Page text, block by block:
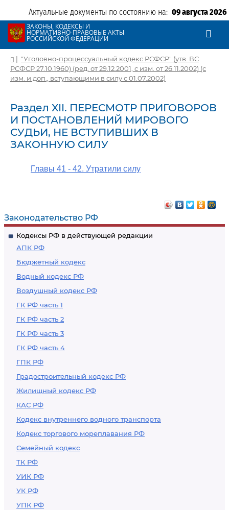
Актуальные документы по состоянию на: 09 августа 2026
ЗАКОНЫ, КОДЕКСЫ И
НОРМАТИВНО-ПРАВОВЫЕ АКТЫ
РОССИЙСКОЙ ФЕДЕРАЦИИ
Законодательство РФ
Кодексы РФ в действующей редакции
АПК РФ
Бюджетный кодекс
Водный кодекс РФ
Воздушный кодекс РФ
ГК РФ часть 1
ГК РФ часть 2
ГК РФ часть 3
ГК РФ часть 4
ГПК РФ
Градостроительный кодекс РФ
Жилищный кодекс РФ
КАС РФ
Кодекс внутреннего водного транспорта
Кодекс торгового мореплавания РФ
Семейный кодекс
ТК РФ
УИК РФ
УК РФ
УПК РФ
| "Уголовно-процессуальный кодекс РСФСР" (утв. ВС
РСФСР 27.10.1960) (ред. от 29.12.2001, с изм. от 26.11.2002) (с
изм. и доп., вступающими в силу с 01.07.2002)
Раздел XII. ПЕРЕСМОТР ПРИГОВОРОВ
И ПОСТАНОВЛЕНИЙ МИРОВОГО
СУДЬИ, НЕ ВСТУПИВШИХ В
ЗАКОННУЮ СИЛУ
Главы 41 - 42. Утратили силу